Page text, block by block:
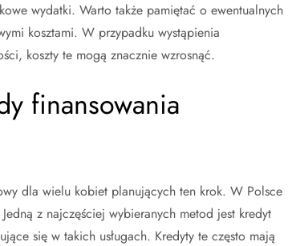
wydatki. Warto także pamiętać o ewentualnych
kosztami. W przypadku wystąpienia
koszty te mogą znacznie wzrosnąć.
finansowania
dla wielu kobiet planujących ten krok. W Polsce
z najczęściej wybieranych metod jest kredyt
się w takich usługach. Kredyty te często mają